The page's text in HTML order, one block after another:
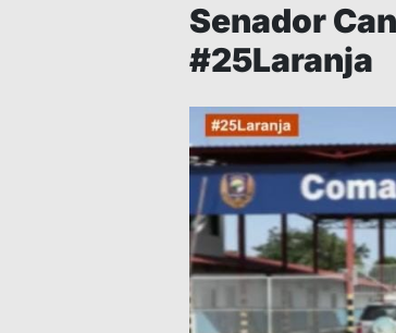
Senador
#25Laranja